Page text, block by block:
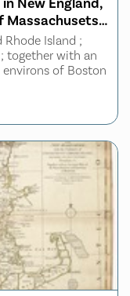
Massachusets
Island ;
together with an
of Boston